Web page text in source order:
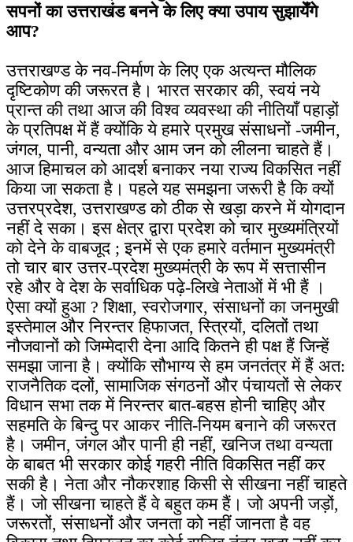
सपनों का उत्तराखंड बनने के लिए क्या उपाय सुझायेँगे
आप?
उत्तराखण्ड के नव-निर्माण के लिए एक अत्यन्त मौलिक
दृष्टिकोण की जरूरत है। भारत सरकार की, स्वयं नये
प्रान्त की तथा आज की विश्व व्यवस्था की नीतियाँ पहाड़ों
के प्रतिपक्ष में हैं क्योंकि ये हमारे प्रमुख संसाधनों -जमीन,
जंगल, पानी, वन्यता और आम जन को लीलना चाहते हैं।
आज हिमाचल को आदर्श बनाकर नया राज्य विकसित नहीं
किया जा सकता है। पहले यह समझना जरूरी है कि क्यों
उत्तरप्रदेश, उत्तराखण्ड को ठीक से खड़ा करने में योगदान
नहीं दे सका। इस क्षेत्र द्वारा प्रदेश को चार मुख्यमंत्रियों
को देने के वाबजूद ; इनमें से एक हमारे वर्तमान मुख्यमंत्री
तो चार बार उत्तर-प्रदेश मुख्यमंत्री के रूप में सत्तासीन
रहे और वे देश के सर्वाधिक पढ़े-लिखे नेताओं में भी हैं ।
ऐसा क्यों हुआ ? शिक्षा, स्वरोजगार, संसाधनों का जनमुखी
इस्तेमाल और निरन्तर हिफाजत, स्त्रियों, दलितों तथा
नौजवानों को जिम्मेदारी देना आदि कितने ही पक्ष हैं जिन्हें
समझा जाना है। क्योंकि सौभाग्य से हम जनतंत्र में हैं अत:
राजनैतिक दलों, सामाजिक संगठनों और पंचायतों से लेकर
विधान सभा तक में निरन्तर बात-बहस होनी चाहिए और
सहमति के बिन्दु पर आकर नीति-नियम बनाने की जरूरत
है। जमीन, जंगल और पानी ही नहीं, खनिज तथा वन्यता
के बाबत भी सरकार कोई गहरी नीति विकसित नहीं कर
सकी है। नेता और नौकरशाह किसी से सीखना नहीं चाहते
हैं। जो सीखना चाहते हैं वे बहुत कम हैं। जो अपनी जड़ों,
जरूरतों, संसाधनों और जनता को नहीं जानता है वह